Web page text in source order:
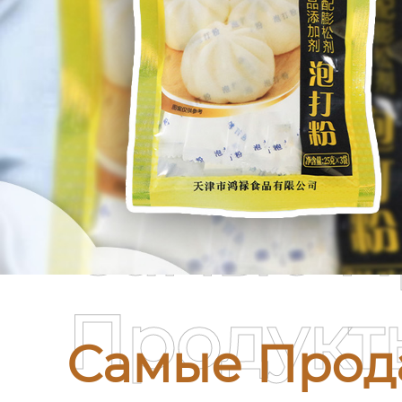
Самые
Самые